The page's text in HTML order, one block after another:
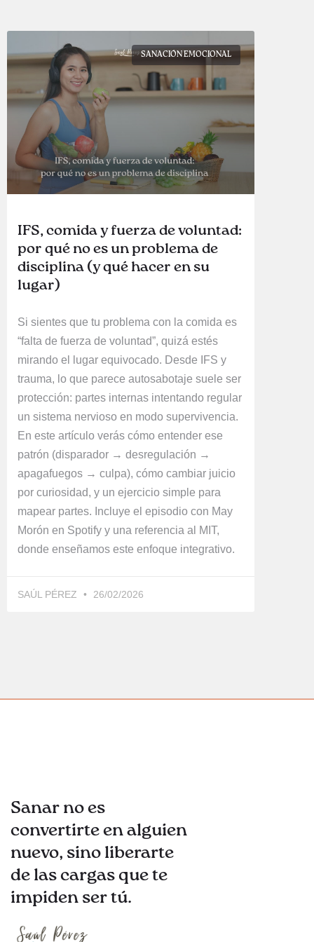
SANACIÓN EMOCIONAL
IFS, comida y fuerza de voluntad:
por qué no es un problema de
disciplina (y qué hacer en su
lugar)
Si sientes que tu problema con la comida es
“falta de fuerza de voluntad”, quizá estés
mirando el lugar equivocado. Desde IFS y
trauma, lo que parece autosabotaje suele ser
protección: partes internas intentando regular
un sistema nervioso en modo supervivencia.
En este artículo verás cómo entender ese
patrón (disparador → desregulación →
apagafuegos → culpa), cómo cambiar juicio
por curiosidad, y un ejercicio simple para
mapear partes. Incluye el episodio con May
Morón en Spotify y una referencia al MIT,
donde enseñamos este enfoque integrativo.
SAÚL PÉREZ 26/02/2026
Sanar no es
convertirte en alguien
nuevo, sino liberarte
de las cargas que te
impiden ser tú.